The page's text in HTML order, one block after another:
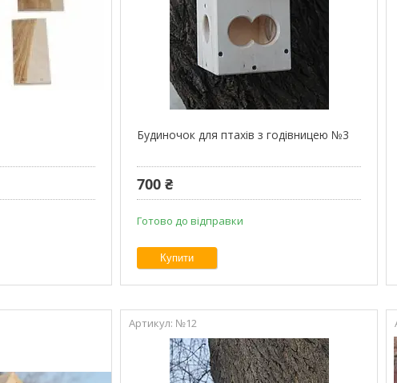
Будиночок для птахів з годівницею №3
700 ₴
Готово до відправки
Купити
№12